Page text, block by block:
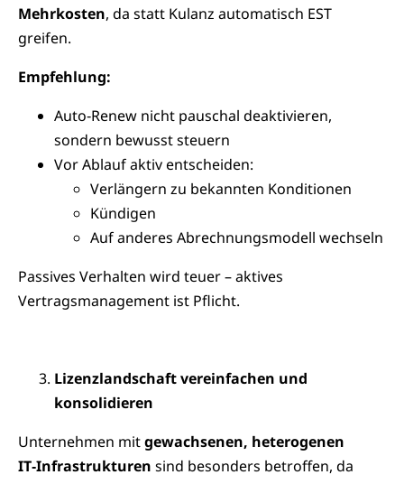
Mehrkosten, da statt Kulanz automatisch EST
greifen.
Empfehlung:
Auto‑Renew nicht pauschal deaktivieren,
sondern bewusst steuern
Vor Ablauf aktiv entscheiden:
Verlängern zu bekannten Konditionen
Kündigen
Auf anderes Abrechnungsmodell wechseln
Passives Verhalten wird teuer – aktives
Vertragsmanagement ist Pflicht.
Lizenzlandschaft vereinfachen und
konsolidieren
Unternehmen mitgewachsenen, heterogenen
IT‑Infrastrukturen sind besonders betroffen, da